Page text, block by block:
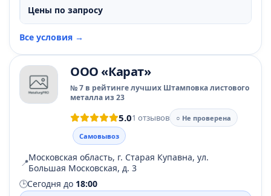
Цены по запросу
Все условия →
ООО «Карат»
№ 7 в рейтинге лучших Штамповка листового
металла из 23
5.01 отзывов
○ Не проверена
Самовывоз
📍Московская область, г. Старая Купавна, ул.
Большая Московская, д. 3
🕒Сегодня до 18:00